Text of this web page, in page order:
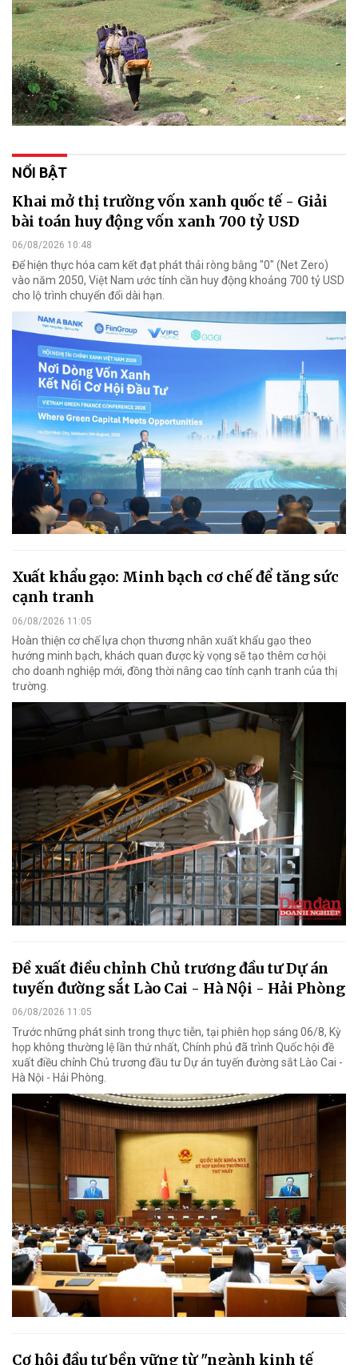
NỔI BẬT
Khai mở thị trường vốn xanh quốc tế - Giải
bài toán huy động vốn xanh 700 tỷ USD
06/08/2026 10:48
Để hiện thực hóa cam kết đạt phát thải ròng bằng "0" (Net Zero)
vào năm 2050, Việt Nam ước tính cần huy động khoảng 700 tỷ USD
cho lộ trình chuyển đổi dài hạn.
Xuất khẩu gạo: Minh bạch cơ chế để tăng sức
cạnh tranh
06/08/2026 11:05
Hoàn thiện cơ chế lựa chọn thương nhân xuất khẩu gạo theo
hướng minh bạch, khách quan được kỳ vọng sẽ tạo thêm cơ hội
cho doanh nghiệp mới, đồng thời nâng cao tính cạnh tranh của thị
trường.
Đề xuất điều chỉnh Chủ trương đầu tư Dự án
tuyến đường sắt Lào Cai - Hà Nội - Hải Phòng
06/08/2026 11:05
Trước những phát sinh trong thực tiễn, tại phiên họp sáng 06/8, Kỳ
họp không thường lệ lần thứ nhất, Chính phủ đã trình Quốc hội đề
xuất điều chỉnh Chủ trương đầu tư Dự án tuyến đường sắt Lào Cai -
Hà Nội - Hải Phòng.
Cơ hội đầu tư bền vững từ "ngành kinh tế